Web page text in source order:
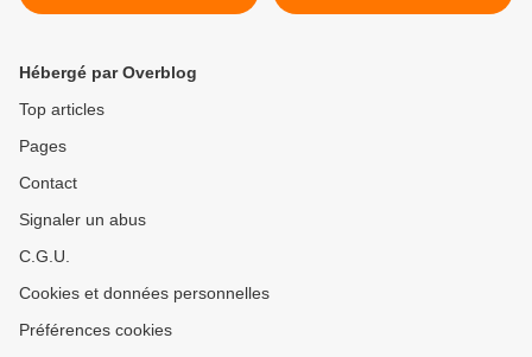
MICHAEL SUR GWR FM
1ER NOVEMBRE 2004 -21
Hébergé par Overblog
Top articles
Pages
Contact
Signaler un abus
C.G.U.
Cookies et données personnelles
Préférences cookies